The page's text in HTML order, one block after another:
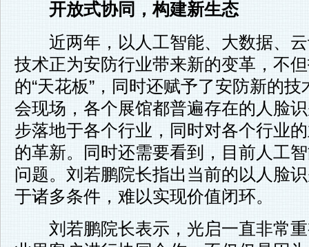
开放式协同，构建新生态
近两年，以人工智能、大数据、云
技术正为安防行业带来新的变革，不
的“天花板”，同时还赋予了安防新的
会现场，各个展馆都普遍存在的人脸
步落地于各个行业，同时对各个行业
的革新。同时还需要看到，目前人工
问题。刘若鹏院长指出当前的以人脸
于诸多条件，难以实现价值闭环。
刘若鹏院长表示，光启一直非常重